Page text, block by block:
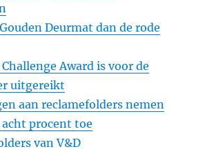
Deurmat dan de rode
Award is voor de
uitgereikt
aan reclamefolders nemen
procent toe
van V&D